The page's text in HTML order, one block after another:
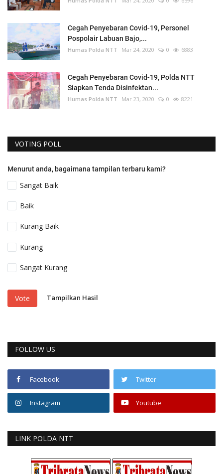
Cegah Penyebaran Covid-19, Personel
Pospolair Labuan Bajo,...
Humas Polda NTT Mar 24, 2020 0 6883
Cegah Penyebaran Covid-19, Polda NTT
Siapkan Tenda Disinfektan...
Humas Polda NTT Mar 23, 2020 0 8221
VOTING POLL
Menurut anda, bagaimana tampilan terbaru kami?
Sangat Baik
Baik
Kurang Baik
Kurang
Sangat Kurang
Vote Tampilkan Hasil
FOLLOW US
Facebook Twitter
Instagram Youtube
LINK POLDA NTT